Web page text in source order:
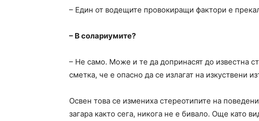
– Един от водещите провокиращи фактори е
– В солариумите?
– Не само. Може и те да допринасят до известна
сметка, че е опасно да се излагат на изкуствени
Освен това се измениха стереотипите на
загара както сега, никога не е бивало. Още като